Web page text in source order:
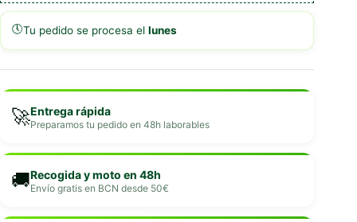
🕔Tu pedido se procesa el lunes
🚀Entrega rápida
Preparamos tu pedido en 48h laborables
🚚Recogida y moto en 48h
Envío gratis en BCN desde 50€